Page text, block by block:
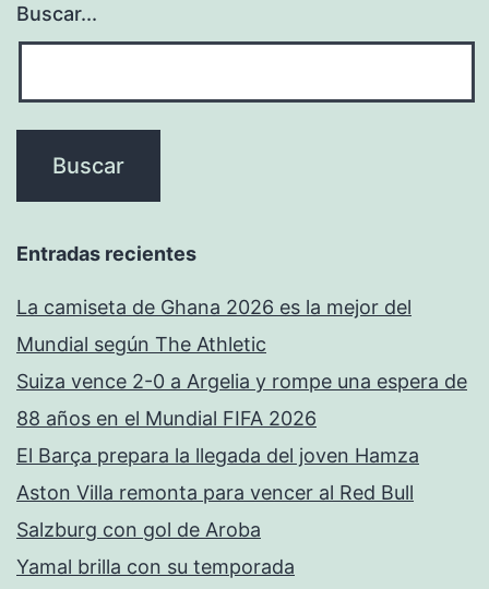
Buscar...
Entradas recientes
La camiseta de Ghana 2026 es la mejor del
Mundial según The Athletic
Suiza vence 2-0 a Argelia y rompe una espera de
88 años en el Mundial FIFA 2026
El Barça prepara la llegada del joven Hamza
Aston Villa remonta para vencer al Red Bull
Salzburg con gol de Aroba
Yamal brilla con su temporada